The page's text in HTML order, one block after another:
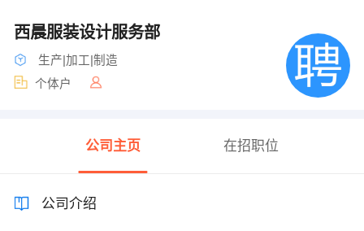
西晨服装设计服务部
生产|加工|制造
个体户
公司主页 在招职位
公司介绍